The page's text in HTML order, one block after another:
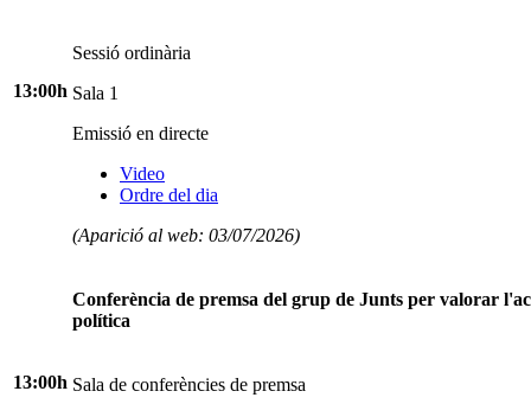
13:00h
Sessió ordinària
Sala 1
Emissió en directe
Video
Ordre del dia
(Aparició al web: 03/07/2026)
13:00h
Conferència de premsa del grup de Junts per valorar
política
Sala de conferències de premsa